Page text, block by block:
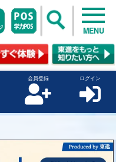
MENU
会員登録 ログイン